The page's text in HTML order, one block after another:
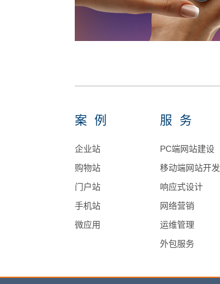
案例
企业站
购物站
门户站
手机站
微应用
服务
PC端网站建设
移动端网站开发
响应式设计
网络营销
运维管理
外包服务